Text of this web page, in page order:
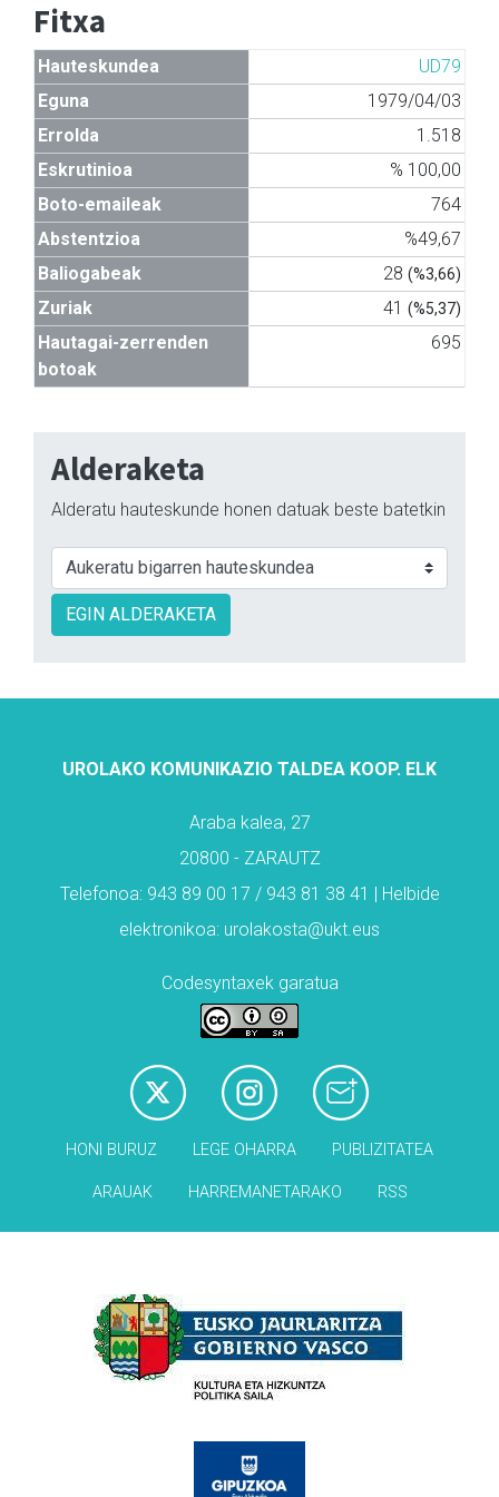
Fitxa
Hauteskundea
UD79
Eguna
1979/04/03
Errolda
1.518
Eskrutinioa
% 100,00
Boto-emaileak
764
Abstentzioa
%49,67
Baliogabeak
28 (%3,66)
Zuriak 41 (%5,37)
Hautagai-zerrenden
botoak
695
Alderaketa
Alderatu hauteskunde honen datuak beste batetkin
EGIN ALDERAKETA
UROLAKO KOMUNIKAZIO TALDEA KOOP. ELK
Araba kalea, 27
20800 - ZARAUTZ
Telefonoa: 943 89 00 17 / 943 81 38 41 | Helbide
elektronikoa: urolakosta@ukt.eus
Codesyntaxek garatua
HONI BURUZ LEGE OHARRA PUBLIZITATEA
ARAUAK HARREMANETARAKO RSS